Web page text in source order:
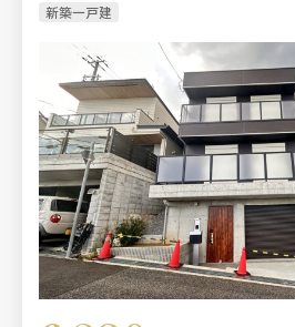
新築一戸建